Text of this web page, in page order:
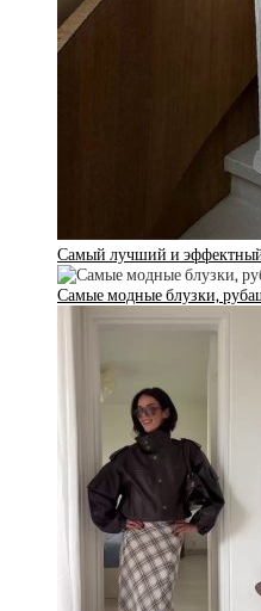
Самый лучший и
Самые модные блузки,